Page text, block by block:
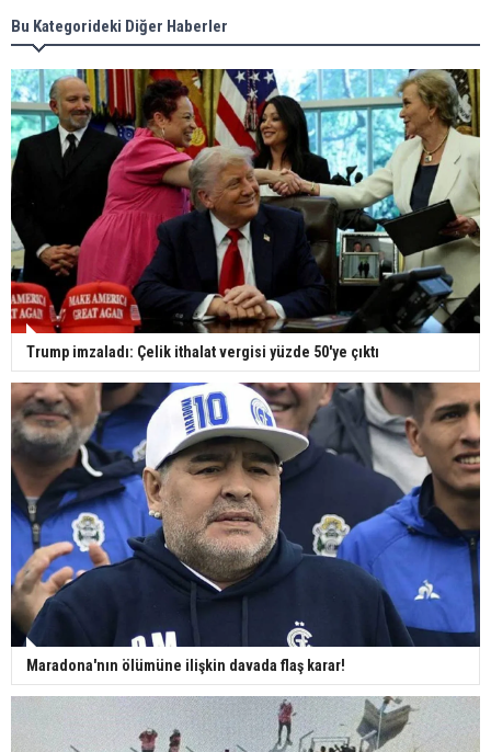
Bu Kategorideki Diğer Haberler
Trump imzaladı: Çelik ithalat vergisi yüzde 50'ye çıktı
Maradona'nın ölümüne ilişkin davada flaş karar!